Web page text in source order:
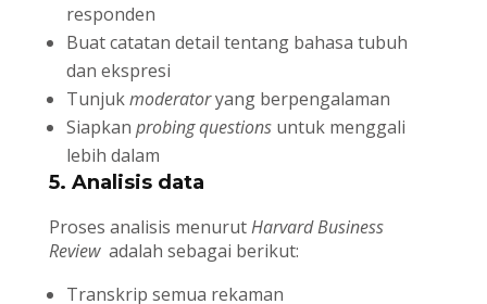
responden
Buat catatan detail tentang bahasa tubuh
dan ekspresi
Tunjukmoderatoryang berpengalaman
Siapkan probing questionsuntuk menggali
lebih dalam
5. Analisis data
Proses analisis menurutHarvard Business
Reviewadalah sebagai berikut:
Transkrip semua rekaman